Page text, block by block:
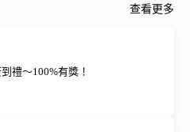
查看更多
禮～100%有獎！